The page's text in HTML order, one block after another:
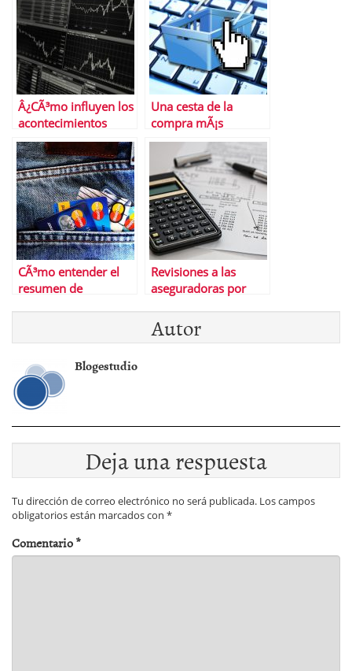
Â¿CÃ³mo influyen los
acontecimientos
histÃ³ricos en el
mercado bursÃ¡til
actual?
Una cesta de la
compra mÃ¡s
racional
CÃ³mo entender el
resumen de
Revisiones a las
aseguradoras por
Autor
Blogestudio
Deja una respuesta
Tu dirección de correo electrónico no será publicada. Los campos
obligatorios están marcados con *
Comentario*